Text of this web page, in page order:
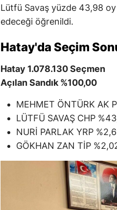
Lütfü Savaş yüzde 43,98
edeceği öğrenildi.
Hatay'da Seçim
Hatay 1.078.130 Seçmen
Açılan Sandık %100,00
MEHMET ÖNTÜRK AK
LÜTFÜ SAVAŞ CHP
NURİ PARLAK YRP
GÖKHAN ZAN TİP